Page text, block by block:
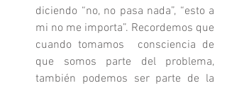
diciendo “no, no pasa nada”, “esto a
mi no me importa”. Recordemos que
cuando tomamos  consciencia de
que somos parte del problema,
también podemos ser parte de la